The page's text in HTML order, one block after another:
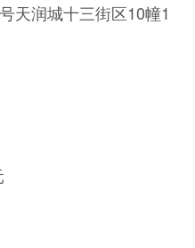
天润城十三街区10幢1